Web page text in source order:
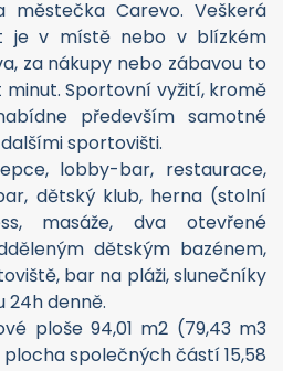
Carevo. Veškerá
je v místě nebo v blízkém
za nákupy nebo zábavou to
Sportovní vyžití, kromě
především samotné
sportovišti.
lobby-bar, restaurace,
dětský klub, herna (stolní
masáže, dva otevřené
dětským bazénem,
bar na pláži, slunečníky
24h denně.
ploše 94,01 m2 (79,43 m3
společných částí 15,58